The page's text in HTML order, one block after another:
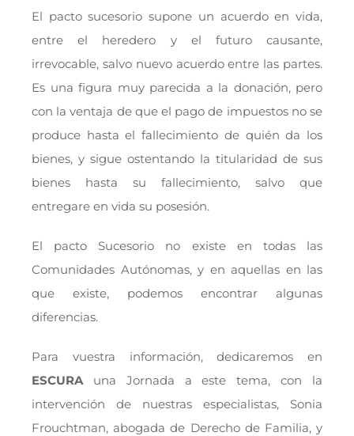
El pacto sucesorio supone un acuerdo en vida,
entre el heredero y el futuro causante,
irrevocable, salvo nuevo acuerdo entre las partes.
Es una figura muy parecida a la donación, pero
con la ventaja de que el pago de impuestos no se
produce hasta el fallecimiento de quién da los
bienes, y sigue ostentando la titularidad de sus
bienes hasta su fallecimiento, salvo que
entregare en vida su posesión.
El pacto Sucesorio no existe en todas las
Comunidades Autónomas, y en aquellas en las
que existe, podemos encontrar algunas
diferencias.
Para vuestra información, dedicaremos en
ESCURAuna Jornada a este tema, con la
intervención de nuestras especialistas, Sonia
Frouchtman, abogada de Derecho de Familia, y